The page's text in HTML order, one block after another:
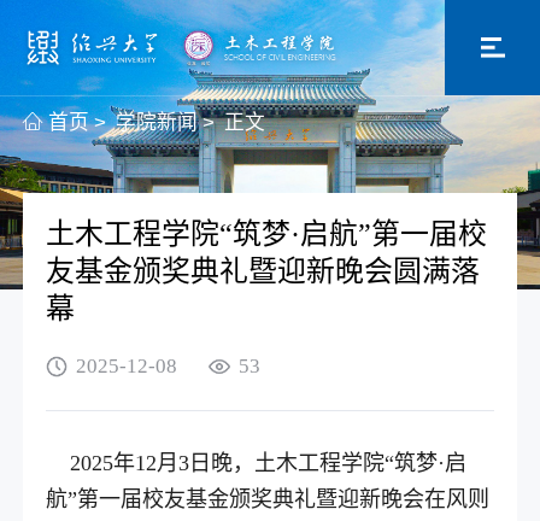
首页 > 学院新闻 > 正文
土木工程学院“筑梦·启航”第一届校
友基金颁奖典礼暨迎新晚会圆满落
幕
2025-12-08 53
2025年12月3日晚，土木工程学院“筑梦·启
航”第一届校友基金颁奖典礼暨迎新晚会在风则